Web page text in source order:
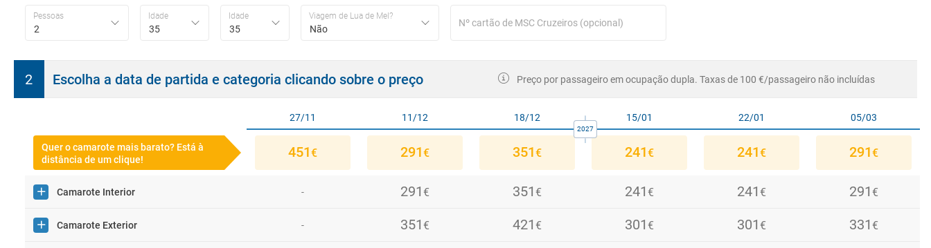
Pessoas
2
Idade
35
Idade
35
Viagem de Lua de Mel?
Não
Nº cartão de MSC Cruzeiros (opcional)
2 Escolha a data de partida e categoria clicando sobre o preço Preço por passageiro em ocupação dupla. Taxas de 100 €/passageiro não incluídas
Quer o camarote mais barato? Está à
distância de um clique!
Camarote Interior
Interior Bella IB
Camarote Exterior
27/11
451€
-
271-
11/12
291€
291 €
291 €
351 €
18/12
351€
351 €
351 €
421 €
2027
15/01
241€
241 €
241 €
301 €
22/01
241€
241 €
241 €
301 €
05/03
291€
291 €
271 €
331 €